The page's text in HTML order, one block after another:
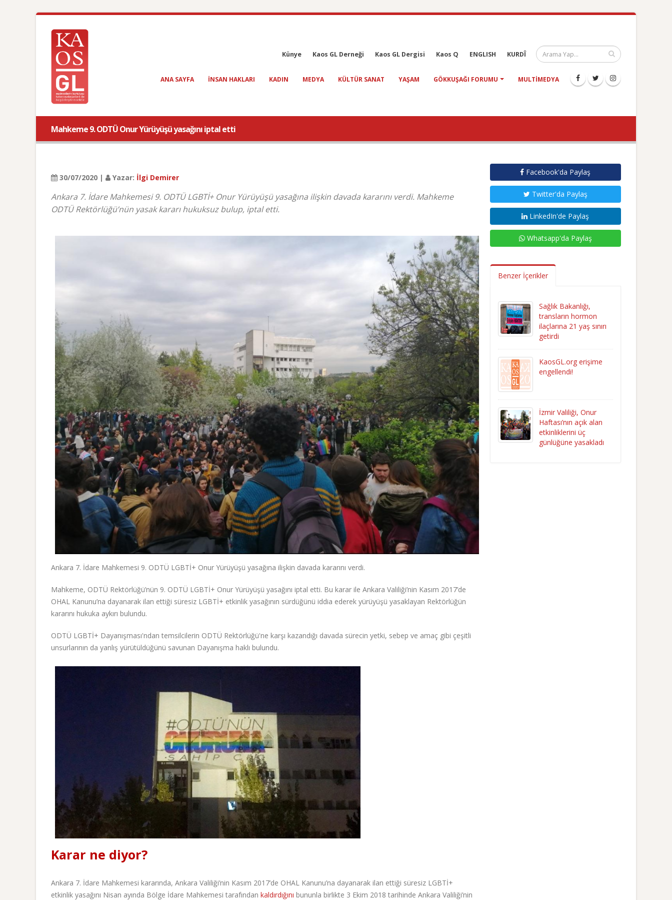
Künye Kaos GL Derneği Kaos GL Dergisi Kaos Q ENGLISH KURDÎ
ANA SAYFA INSAN HAKLARI KADIN MEDYA KÜLTÜR SANAT YAŞAM GÖKKUŞAĞI FORUMU MULTIMEDYA
Mahkeme 9. ODTÜ Onur Yürüyüşü yasağını iptal etti
30/07/2020 | Yazar: İlgi Demirer
Ankara 7. İdare Mahkemesi 9. ODTÜ LGBTİ+ Onur Yürüyüşü yasağına ilişkin davada kararını verdi. Mahkeme
ODTÜ Rektörlüğü’nün yasak kararı hukuksuz bulup, iptal etti.
Ankara 7. İdare Mahkemesi 9. ODTÜ LGBTİ+ Onur Yürüyüşü yasağına ilişkin davada kararını verdi.
Mahkeme, ODTÜ Rektörlüğü’nün 9. ODTÜ LGBTİ+ Onur Yürüyüşü yasağını iptal etti. Bu karar ile Ankara Valiliği’nin Kasım 2017’de
OHAL Kanunu’na dayanarak ilan ettiği süresiz LGBTİ+ etkinlik yasağının sürdüğünü iddia ederek yürüyüşü yasaklayan Rektörlüğün
kararını hukuka aykırı bulundu.
ODTÜ LGBTİ+ Dayanışması'ndan temsilcilerin ODTÜ Rektörlüğü'ne karşı kazandığı davada sürecin yetki, sebep ve amaç gibi çeşitli
unsurlarının da yanlış yürütüldüğünü savunan Dayanışma haklı bulundu.
Karar ne diyor?
Ankara 7. İdare Mahkemesi kararında, Ankara Valiliği’nin Kasım 2017’de OHAL Kanunu’na dayanarak ilan ettiği süresiz LGBTİ+
etkinlik yasağını Nisan ayında Bölge İdare Mahkemesi tarafından kaldırdığını bununla birlikte 3 Ekim 2018 tarihinde Ankara Valiliği’nin
Facebook'da Paylaş
Twitter'da Paylaş
LinkedIn'de Paylaş
Whatsapp'da Paylaş
Benzer İçerikler
Sağlık Bakanlığı,
transların hormon
ilaçlarına 21 yaş sınırı
getirdi
KaosGL.org erişime
engellendi!
İzmir Valiliği, Onur
Haftası’nın açık alan
etkinliklerini üç
günlüğüne yasakladı